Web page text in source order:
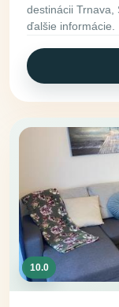
destinácii Trnava,
ďalšie informácie.
10.0